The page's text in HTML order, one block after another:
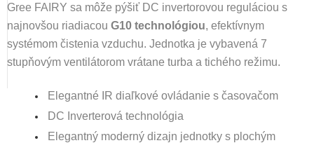
Gree FAIRY sa môže pýšiť DC invertorovou reguláciou s
najnovšou riadiacou G10 technológiou, efektívnym
systémom čistenia vzduchu. Jednotka je vybavená 7
stupňovým ventilátorom vrátane turba a tichého režimu.
Elegantné IR diaľkové ovládanie s časovačom
DC Inverterová technológia
Elegantný moderný dizajn jednotky s plochým